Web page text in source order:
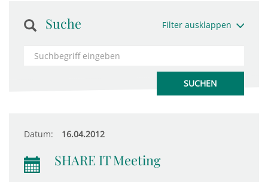
Suche Filter ausklappen
Datum: 16.04.2012
SHARE IT Meeting